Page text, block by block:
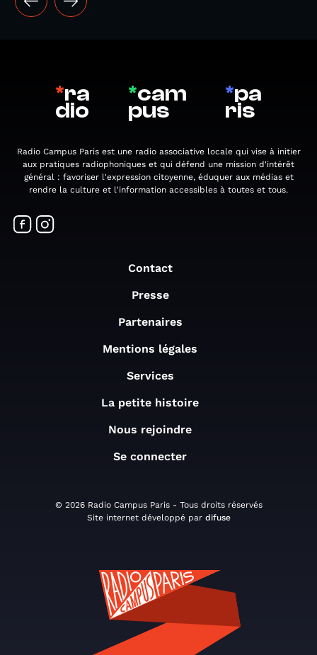
*ra
dio
*cam
pus
*pa
ris
Radio Campus Paris est une radio associative locale qui vise à initier
aux pratiques radiophoniques et qui défend une mission d'intérêt
général : favoriser l'expression citoyenne, éduquer aux médias et
rendre la culture et l'information accessibles à toutes et tous.
Contact
Presse
Partenaires
Mentions légales
Services
La petite histoire
Nous rejoindre
Se connecter
© 2026 Radio Campus Paris - Tous droits réservés
Site internet développé par difuse